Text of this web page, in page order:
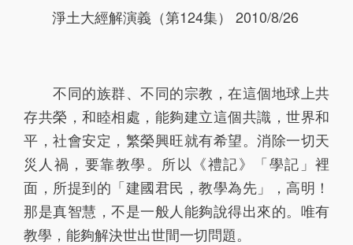
淨土大經解演義（第124集） 2010/8/26
不同的族群、不同的宗教，在這個地球上共
存共榮，和睦相處，能夠建立這個共識，世界和
平，社會安定，繁榮興旺就有希望。消除一切天
災人禍，要靠教學。所以《禮記》「學記」裡
面，所提到的「建國君民，教學為先」，高明！
那是真智慧，不是一般人能夠說得出來的。唯有
教學，能夠解決世出世間一切問題。